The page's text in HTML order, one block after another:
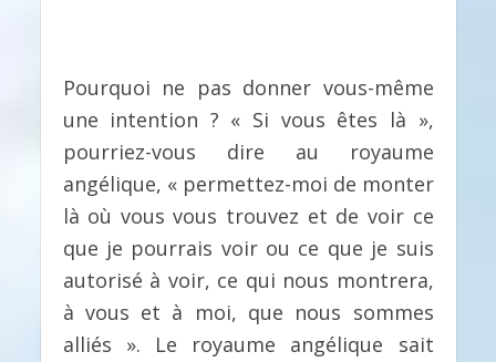
Pourquoi ne pas donner vous-même
une intention ? « Si vous êtes là »,
pourriez-vous dire au royaume
angélique, « permettez-moi de monter
là où vous vous trouvez et de voir ce
que je pourrais voir ou ce que je suis
autorisé à voir, ce qui nous montrera,
à vous et à moi, que nous sommes
alliés ». Le royaume angélique sait